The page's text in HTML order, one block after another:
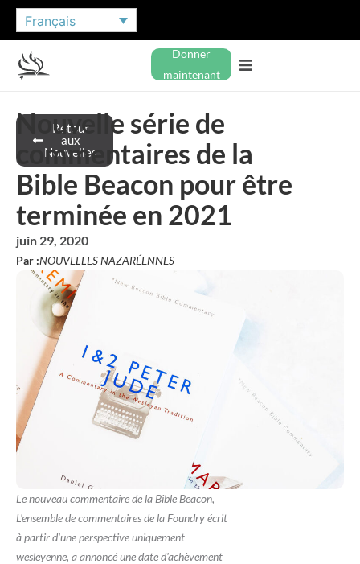
Français
Donner
maintenant
Retour
aux
Nouvelles
Nouvelle série de
commentaires de la
Bible Beacon pour être
terminée en 2021
juin 29, 2020
Par :NOUVELLES NAZARÉENNES
Le nouveau commentaire de la Bible Beacon,
L'ensemble de commentaires de la Foundry écrit
à partir d'une perspective uniquement
wesleyenne, a annoncé une date d'achèvement